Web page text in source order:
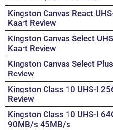
Kingston Canvas React
Kaart Review
Kingston Canvas Select
Kaart Review
Kingston Canvas Select
Review
Kingston Class 10 UHS-I
Review
Kingston Class 10 UHS-I
90MB/s 45MB/s